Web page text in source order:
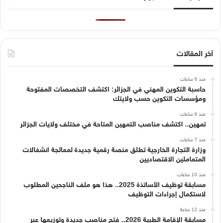
آخر المقالات
منذ 6 ساعات
حاسبة التكوين المهني في الجزائر: اكتشف التخصصات المفتوحة
ومؤسسات التكوين حسب ولايتك
منذ 6 ساعات
تمهين.. اكتشف مناصب التمهين المتاحة في مختلف ولايات الجزائر
منذ 7 ساعات
وزارة التجارة الخارجية تطلق منصة رقمية جديدة لمعالجة انشغالات
المتعاملين الاقتصاديين
منذ 10 ساعات
مسابقة توظيف الأساتذة 2025.. هذا هو ملف الناجحين المطلوب
لاستكمال إجراءات التوظيف
منذ 12 ساعة
مسابقة الإقامة الطبية 2026.. فتح مناصب جديدة وتوزيعها عبر